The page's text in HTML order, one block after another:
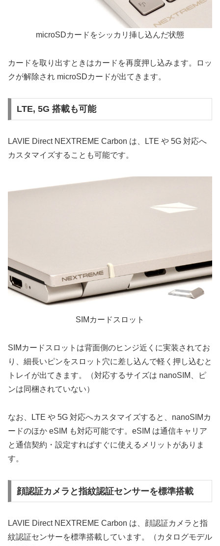
microSDカードをシッカリ挿し込んだ状態
カードを取り出すときはカードを再度押し込みます。ロッ
クが解除され microSDカードが出てきます。
LTE, 5G 搭載も可能
LAVIE Direct NEXTREME Carbon は、LTE や 5G 対応へ
カスタマイズすることも可能です。
SIMカードスロット
SIMカードスロットは背面側のヒンジ近くに実装されてお
り、細長いピンをスロット穴に差し込んで軽く押し込むと
トレイが出てきます。（対応するサイズは nanoSIM、ピ
ンは同梱されていない）
なお、LTE や 5G 対応へカスタマイズすると、nanoSIMカ
ードのほか eSIM も対応可能です。eSIM は通信キャリア
と通信契約・設定すればすぐに使えるメリットがありま
す。
顔認証カメラと指紋認証センサーを標準搭載
LAVIE Direct NEXTREME Carbon は、顔認証カメラと指
紋認証センサーを標準搭載しています。（カタログモデル